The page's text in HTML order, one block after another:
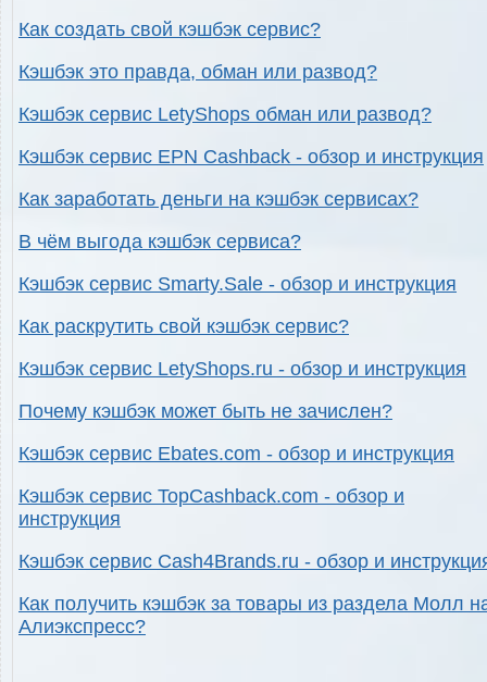
Как создать свой кэшбэк сервис?
Кэшбэк это правда, обман или развод?
Кэшбэк сервис LetyShops обман или развод?
Кэшбэк сервис EPN Cashback - обзор и инструкция
Как заработать деньги на кэшбэк сервисах?
В чём выгода кэшбэк сервиса?
Кэшбэк сервис Smarty.Sale - обзор и инструкция
Как раскрутить свой кэшбэк сервис?
Кэшбэк сервис LetyShops.ru - обзор и инструкция
Почему кэшбэк может быть не зачислен?
Кэшбэк сервис Ebates.com - обзор и инструкция
Кэшбэк сервис TopCashback.com - обзор и
инструкция
Кэшбэк сервис Cash4Brands.ru - обзор и
Как получить кэшбэк за товары из раздела Молл
Алиэкспресс?